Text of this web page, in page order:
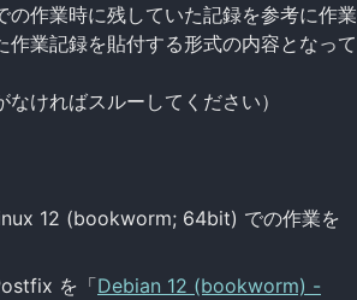
の作業時に残していた記録を参考に作業
作業記録を貼付する形式の内容となって
なければスルーしてください）
12 (bookworm; 64bit) での作業を
を「Debian 12 (bookworm) -